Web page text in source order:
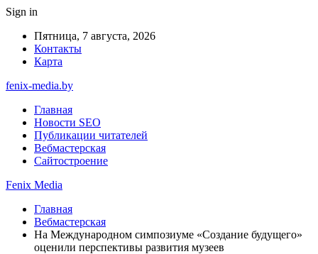
Sign in
Пятница, 7 августа, 2026
Контакты
Карта
fenix-media.by
Главная
Новости SEO
Публикации читателей
Вебмастерская
Сайтостроение
Fenix Media
Главная
Вебмастерская
На Международном симпозиуме «Создание будущего»
оценили перспективы развития музеев